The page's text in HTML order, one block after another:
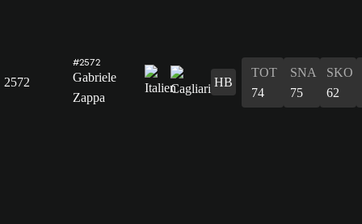
2572
#2572
Gabriele
Zappa
HB
TOT
74
SNA
75
SKO
62